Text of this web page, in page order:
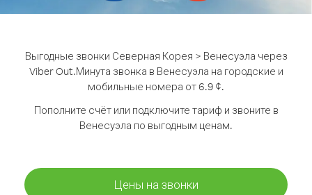
Выгодные звонки Северная Корея > Венесуэла через
Viber Out.Минута звонка в Венесуэла на городские и
мобильные номера от 6.9 ¢.
Пополните счёт или подключите тариф и звоните в
Венесуэла по выгодным ценам.
Цены на звонки